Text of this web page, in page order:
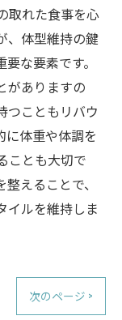
取れた食事を心
、体型維持の鍵
な要素です。
がありますの
つこともリバウ
に体重や体調を
ことも大切で
えることで、
イルを維持しま
次のページ >